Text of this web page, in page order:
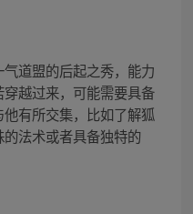
道盟的后起之秀，能力
越过来，可能需要具备
有所交集，比如了解狐
法术或者具备独特的